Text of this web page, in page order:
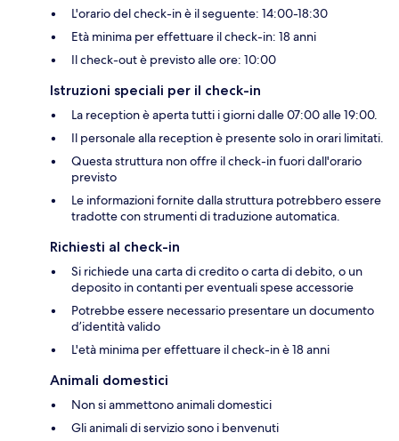
L'orario del check-in è il seguente: 14:00-18:30
Età minima per effettuare il check-in: 18 anni
Il check-out è previsto alle ore: 10:00
Istruzioni speciali per il check-in
La reception è aperta tutti i giorni dalle 07:00 alle 19:00.
Il personale alla reception è presente solo in orari limitati.
Questa struttura non offre il check-in fuori dall'orario
previsto
Le informazioni fornite dalla struttura potrebbero essere
tradotte con strumenti di traduzione automatica.
Richiesti al check-in
Si richiede una carta di credito o carta di debito, o un
deposito in contanti per eventuali spese accessorie
Potrebbe essere necessario presentare un documento
d’identità valido
L'età minima per effettuare il check-in è 18 anni
Animali domestici
Non si ammettono animali domestici
Gli animali di servizio sono i benvenuti